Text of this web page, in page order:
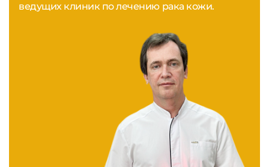
ведущих клиник по лечению рака кожи.